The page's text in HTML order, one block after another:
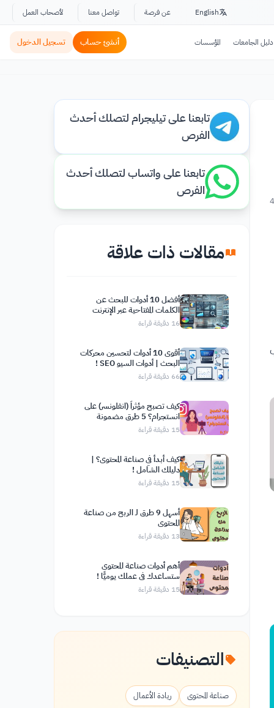
English عن فرصة تواصل معنا لأصحاب العمل
دليل الجامعات المؤسسات أنشئ حساب تسجيل الدخول
تابعنا على تيليجرام لتصلك أحدث
الفرص
تابعنا على واتساب لتصلك أحدث
الفرص
مقالات ذات علاقة
أفضل 10 أدوات للبحث عن
الكلمات المفتاحية عبر الإنترنت
16 دقيقة قراءة
أقوى 10 أدوات لتحسين محركات
البحث | أدوات السيو SEO !
66 دقيقة قراءة
كيف تصبح مؤثراً (انفلونسر) على
انستجرام؟ 5 طرق مضمونة
15 دقيقة قراءة
كيف أبدأ في صناعة المحتوى؟ |
دليلك الشامل !
15 دقيقة قراءة
أسهل 9 طرق لـ الربح من صناعة
المحتوى
13 دقيقة قراءة
أهم أدوات صناعة المحتوى
ستساعدك في عملك يوميًّا !
15 دقيقة قراءة
التصنيفات
صناعة المحتوى ريادة الأعمال